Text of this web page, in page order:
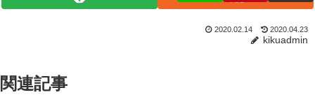
2020.02.14 2020.04.23
kikuadmin
関連記事